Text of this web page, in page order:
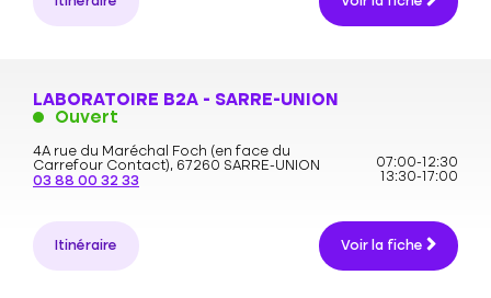
LABORATOIRE B2A - SARRE-UNION
Ouvert
4A rue du Maréchal Foch (en face du
Carrefour Contact), 67260 SARRE-UNION
03 88 00 32 33
07:00-12:30
13:30-17:00
Itinéraire Voir la fiche